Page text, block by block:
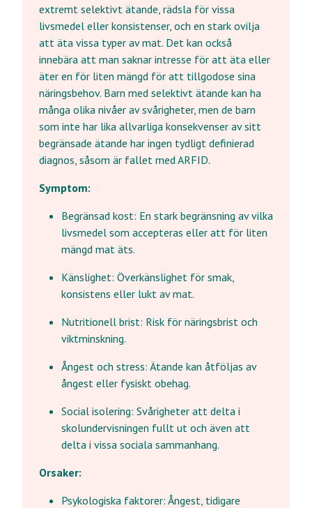
extremt selektivt ätande, rädsla för vissa
livsmedel eller konsistenser, och en stark ovilja
att äta vissa typer av mat. Det kan också
innebära att man saknar intresse för att äta eller
äter en för liten mängd för att tillgodose sina
näringsbehov. Barn med selektivt ätande kan ha
många olika nivåer av svårigheter, men de barn
som inte har lika allvarliga konsekvenser av sitt
begränsade ätande har ingen tydligt definierad
diagnos, såsom är fallet med ARFID.
Symptom:
Begränsad kost: En stark begränsning av vilka
livsmedel som accepteras eller att för liten
mängd mat äts.
Känslighet: Överkänslighet för smak,
konsistens eller lukt av mat.
Nutritionell brist: Risk för näringsbrist och
viktminskning.
Ångest och stress: Ätande kan åtföljas av
ångest eller fysiskt obehag.
Social isolering: Svårigheter att delta i
skolundervisningen fullt ut och även att
delta i vissa sociala sammanhang.
Orsaker:
Psykologiska faktorer: Ångest, tidigare